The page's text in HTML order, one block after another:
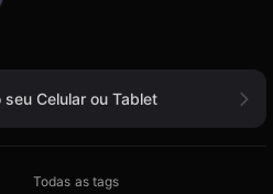
Celular ou Tablet
Todas as tags